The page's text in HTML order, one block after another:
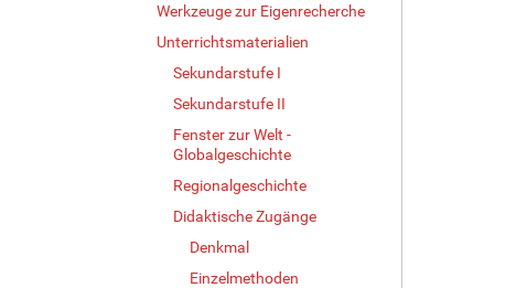
Werkzeuge zur Eigenrecherche
Unterrichtsmaterialien
Sekundarstufe I
Sekundarstufe II
Fenster zur Welt -
Globalgeschichte
Regionalgeschichte
Didaktische Zugänge
Denkmal
Einzelmethoden